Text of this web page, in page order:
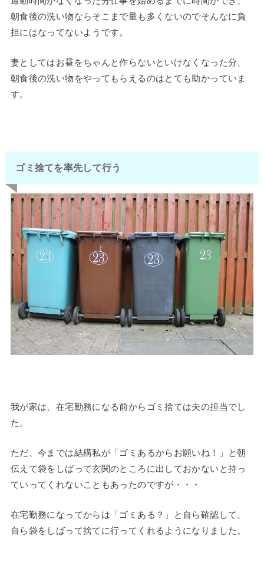
朝食後の洗い物ならそこまで量も多くないのでそんなに負
担にはなってないようです。
妻としてはお昼をちゃんと作らないといけなくなった分、
朝食後の洗い物をやってもらえるのはとても助かっていま
す。
ゴミ捨てを率先して行う
我が家は、在宅勤務になる前からゴミ捨ては夫の担当でし
た。
ただ、今までは結構私が「ゴミあるからお願いね！」と朝
伝えて袋をしばって玄関のところに出しておかないと持っ
ていってくれないこともあったのですが・・・
在宅勤務になってからは「ゴミある？」と自ら確認して、
自ら袋をしばって捨てに行ってくれるようになりました。